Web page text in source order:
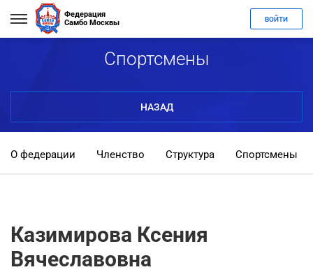
Федерация
Самбо Москвы
ВОЙТИ
Спортсмены
НАЗАД
О федерации Членство Структура Спортсмены
Казимирова Ксения
Вячеславовна